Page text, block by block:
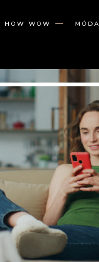
HOW WOW MÓDA